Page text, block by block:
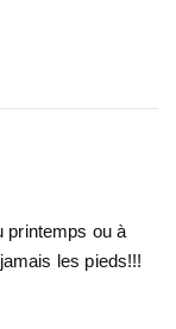
printemps ou à
les pieds!!!